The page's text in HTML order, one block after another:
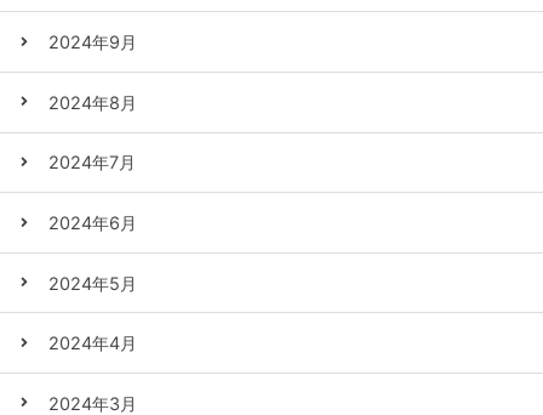
2024年9月
2024年8月
2024年7月
2024年6月
2024年5月
2024年4月
2024年3月